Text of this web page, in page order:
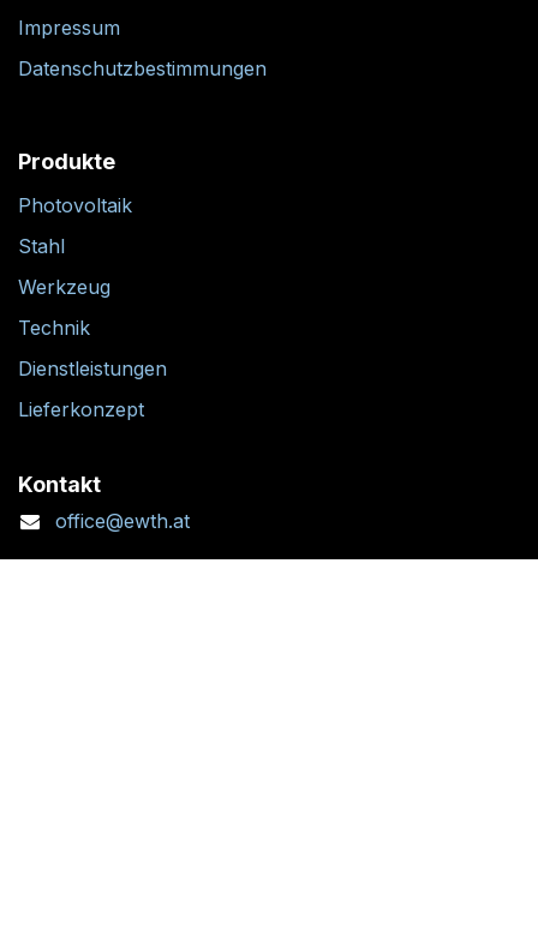
Impressum
Datenschutzbestimmungen
Produkte
Photovoltaik
Stahl
Werkzeug
Technik
Dienstleistungen
Lieferkonzept
Kontakt
office@ewth.at